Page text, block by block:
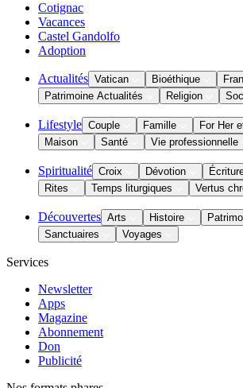
Cotignac
Vacances
Castel Gandolfo
Adoption
Actualités Vatican Bioéthique
Patrimoine Actualités
Religion
Lifestyle Couple Famille
For Her
Maison
Santé Vie professionnelle
Spiritualité Croix Dévotion
Rites
Temps liturgiques Vertus
Découvertes Arts Histoire
Sanctuaires
Voyages
Services
Newsletter
Apps
Magazine
Abonnement
Don
Publicité